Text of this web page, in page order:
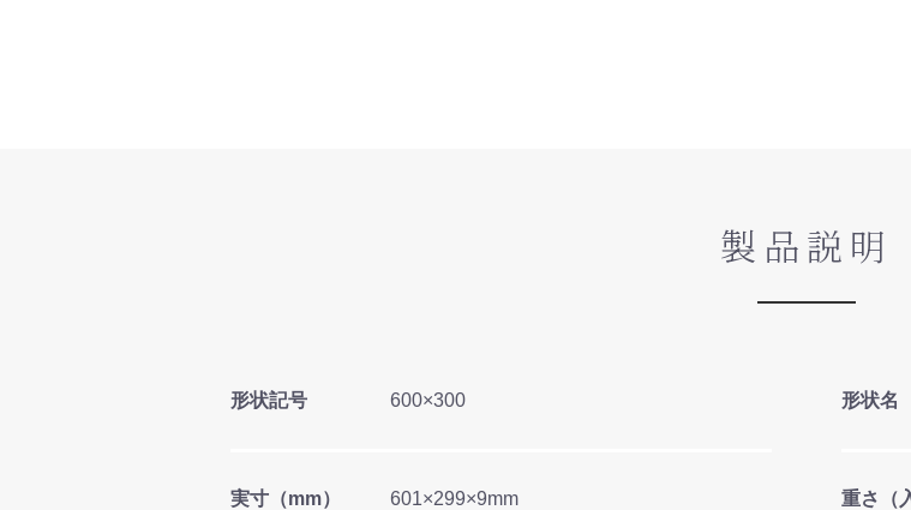
製品説明
形状記号 600×300 形状名
実寸（mm） 601×299×9mm 重さ（